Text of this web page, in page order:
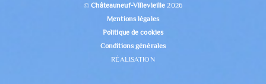
©Châteauneuf-Villevieille 2026
Mentions légales
Politique de cookies
Conditions générales
RÉALISATION